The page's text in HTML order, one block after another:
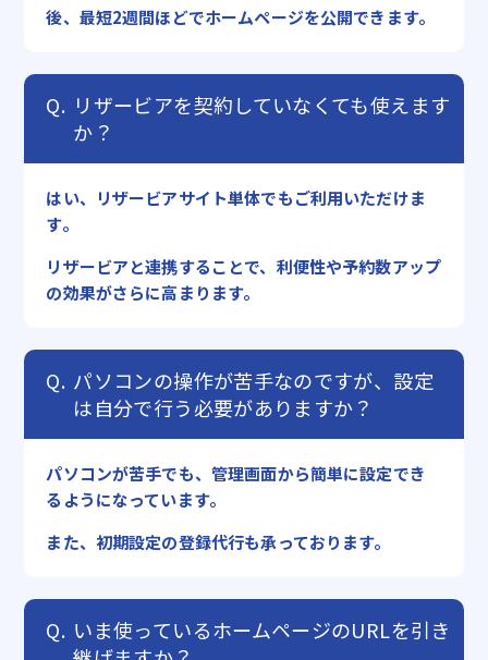
後、最短2週間ほどでホームページを公開できます。
リザービアを契約していなくても使えます
か？
はい、リザービアサイト単体でもご利用いただけま
す。
リザービアと連携することで、利便性や予約数アップ
の効果がさらに高まります。
パソコンの操作が苦手なのですが、設定
は自分で行う必要がありますか？
パソコンが苦手でも、管理画面から簡単に設定でき
るようになっています。
また、初期設定の登録代行も承っております。
いま使っているホームページのURLを引き